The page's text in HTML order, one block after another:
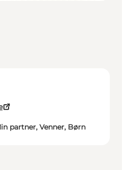
partner, Venner, Børn